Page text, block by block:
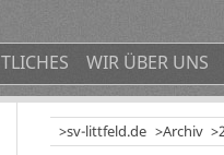
WIR ÜBER UNS
sv-littfeld.de Archiv